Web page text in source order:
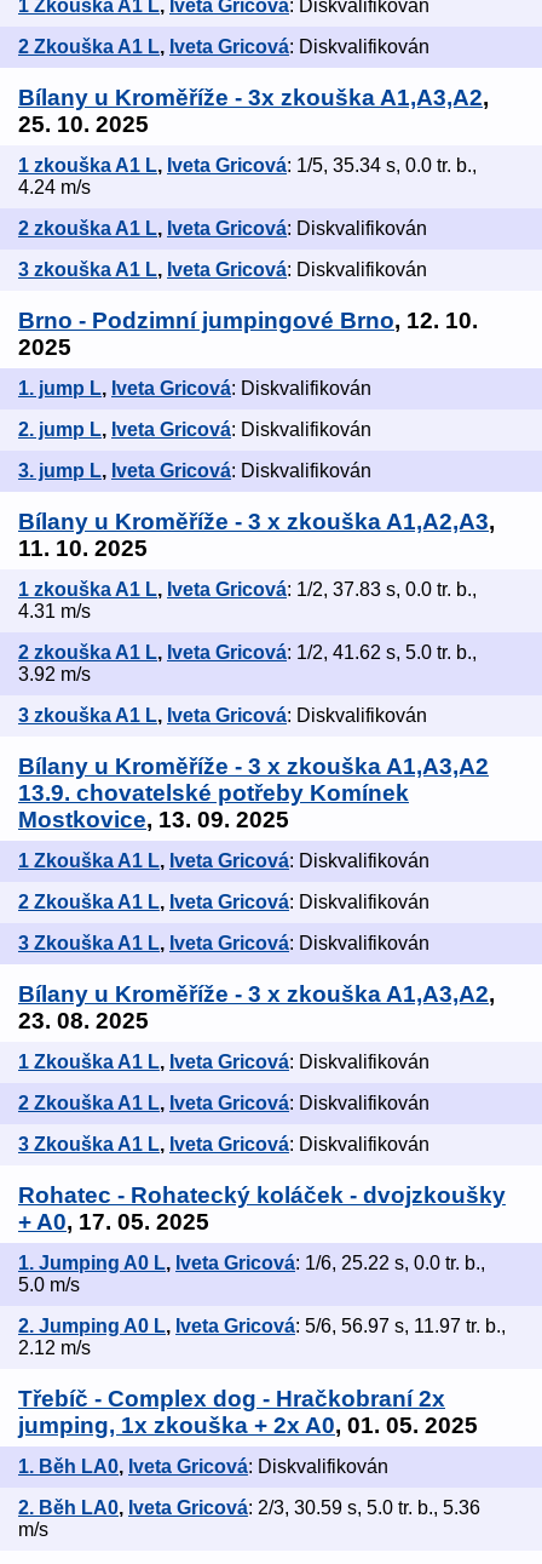
1 Zkouška A1 L, Iveta Gricová: Diskvalifikován
2 Zkouška A1 L, Iveta Gricová: Diskvalifikován
Bílany u Kroměříže - 3x zkouška A1,A3,A2,
25. 10. 2025
1 zkouška A1 L, Iveta Gricová: 1/5, 35.34 s, 0.0 tr. b.,
4.24 m/s
2 zkouška A1 L, Iveta Gricová: Diskvalifikován
3 zkouška A1 L, Iveta Gricová: Diskvalifikován
Brno - Podzimní jumpingové Brno, 12. 10.
2025
1. jump L, Iveta Gricová: Diskvalifikován
2. jump L, Iveta Gricová: Diskvalifikován
3. jump L, Iveta Gricová: Diskvalifikován
Bílany u Kroměříže - 3 x zkouška A1,A2,A3,
11. 10. 2025
1 zkouška A1 L, Iveta Gricová: 1/2, 37.83 s, 0.0 tr. b.,
4.31 m/s
2 zkouška A1 L, Iveta Gricová: 1/2, 41.62 s, 5.0 tr. b.,
3.92 m/s
3 zkouška A1 L, Iveta Gricová: Diskvalifikován
Bílany u Kroměříže - 3 x zkouška A1,A3,A2
13.9. chovatelské potřeby Komínek
Mostkovice, 13. 09. 2025
1 Zkouška A1 L, Iveta Gricová: Diskvalifikován
2 Zkouška A1 L, Iveta Gricová: Diskvalifikován
3 Zkouška A1 L, Iveta Gricová: Diskvalifikován
Bílany u Kroměříže - 3 x zkouška A1,A3,A2,
23. 08. 2025
1 Zkouška A1 L, Iveta Gricová: Diskvalifikován
2 Zkouška A1 L, Iveta Gricová: Diskvalifikován
3 Zkouška A1 L, Iveta Gricová: Diskvalifikován
Rohatec - Rohatecký koláček - dvojzkoušky
+ A0, 17. 05. 2025
1. Jumping A0 L, Iveta Gricová: 1/6, 25.22 s, 0.0 tr. b.,
5.0 m/s
2. Jumping A0 L, Iveta Gricová: 5/6, 56.97 s, 11.97 tr. b.,
2.12 m/s
Třebíč - Complex dog - Hračkobraní 2x
jumping, 1x zkouška + 2x A0, 01. 05. 2025
1. Běh LA0, Iveta Gricová: Diskvalifikován
2. Běh LA0, Iveta Gricová: 2/3, 30.59 s, 5.0 tr. b., 5.36
m/s